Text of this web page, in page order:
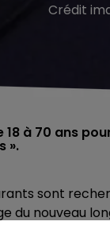
Crédit
à 70 ans
».
sont
du nouveau